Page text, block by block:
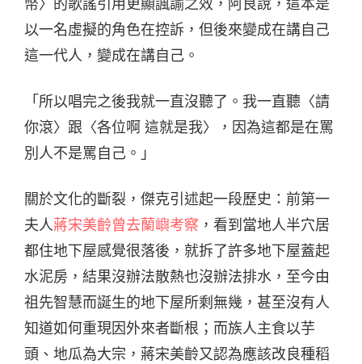
幣〉的歌謠引用更顯諷諭之效，阿良說，這本是
以一名虛擬的角色在控訴，但後來變成在講自己
這一代人，變成在講自己。
「所以唱完之後我就一直沒聽了。我一直聽〈請
你滾〉跟〈各位啊 這就是我〉，因為這都是在罵
別人不是罵自己。」
關於文化的斷裂，傑克引述起一段歷史：前第一
夫人蔣宋美齡曾去蘭嶼考察 ，看到當地人半穴居
都住地下屋感覺很落後，就拆了許多地下屋蓋起
水泥房，結果沒辦法散熱也沒辦法排水，至今由
祖先智慧而誕生的地下屋所剩無幾，甚至沒有人
知道如何重現因外來者斷根；而族人主食以芋
頭、地瓜為大宗，蔣宋美齡又認為應該改良種稻